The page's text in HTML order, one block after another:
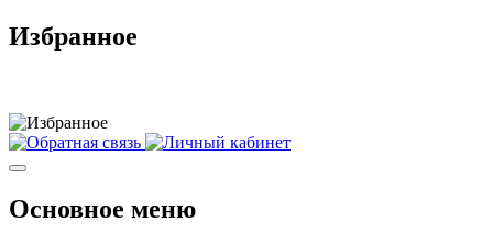
Избранное
Основное меню